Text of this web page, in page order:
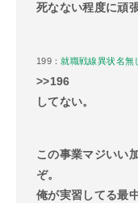
死なない程度に頑張
199：就職戦線異状名無
>>196
してない。
この事業マジいい
ぞ。
俺が実習してる最